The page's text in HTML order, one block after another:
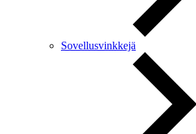
Sovellusvinkkejä